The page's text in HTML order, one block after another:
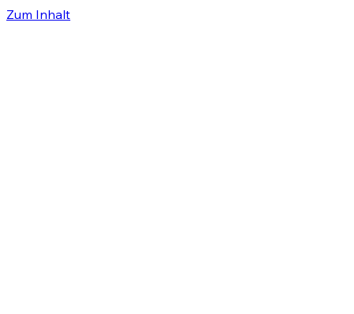
Zum Inhalt